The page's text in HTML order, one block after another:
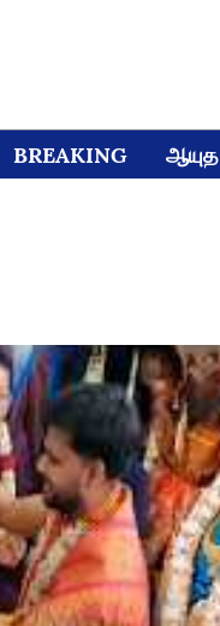
BREAKING ஆயுத